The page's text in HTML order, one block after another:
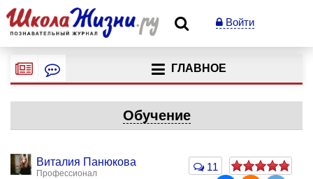
Войти
ГЛАВНОЕ
Обучение
Виталия Панюкова
Профессионал
11